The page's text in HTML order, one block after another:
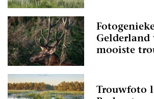
Gelderland
mooiste
Trouwfoto